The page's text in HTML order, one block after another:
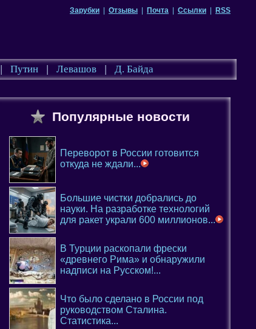
Зарубки Отзывы Почта Ссылки RSS
| Путин | Левашов | Д. Байда
Популярные новости
Переворот в России готовится
откуда не ждали...
Большие чистки добрались до
науки. На разработке технологий
для ракет украли 600 миллионов...
В Турции раскопали фрески
«древнего Рима» и обнаружили
надписи на Русском!...
Что было сделано в России под
руководством Сталина.
Статистика...